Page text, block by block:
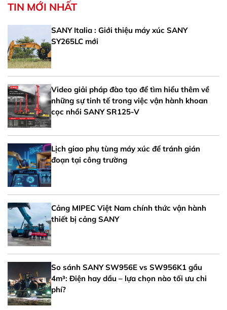
TIN MỚI NHẤT
SANY Italia : Giới thiệu máy xúc SANY
SY265LC mới
Video giải pháp đào tạo để tìm hiểu thêm về
những sự tinh tế trong việc vận hành khoan
cọc nhồi SANY SR125-V
Lịch giao phụ tùng máy xúc để tránh gián
đoạn tại công trường
Cảng MIPEC Việt Nam chính thức vận hành
thiết bị cảng SANY
So sánh SANY SW956E vs SW956K1 gầu
4m³: Điện hay dầu – lựa chọn nào tối ưu chi
phí?